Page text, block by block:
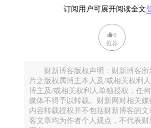
朝他投去了赞赏的目光，因为赖嘉
曲目的选择，是本次演出成功的重
第六号交响曲“早晨”, 海顿, 1761年
小提琴协奏曲，K. 218, 莫扎特,
第五号交响曲, D. 485, 舒伯特，
作曲家为宫廷或家庭音乐会而作的
订阅用户可展开阅读全文
0
推荐
财新博客版权声明：财新博客所
片之版权属博主本人及/或相关权利
博主及/或相关权利人单独授权，任
媒体不得予以转载。财新网对相关媒
内容转载授权并不包括财新博客的文
客文章均为作者个人观点，不代表财